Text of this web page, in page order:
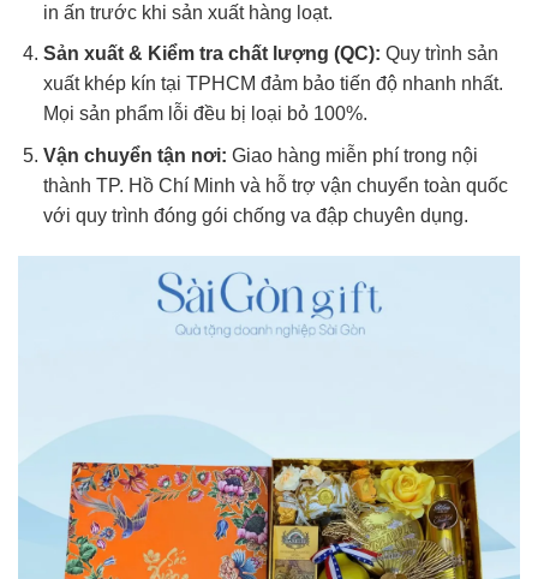
in ấn trước khi sản xuất hàng loạt.
Sản xuất & Kiểm tra chất lượng (QC): Quy trình sản
xuất khép kín tại TPHCM đảm bảo tiến độ nhanh nhất.
Mọi sản phẩm lỗi đều bị loại bỏ 100%.
Vận chuyển tận nơi: Giao hàng miễn phí trong nội
thành TP. Hồ Chí Minh và hỗ trợ vận chuyển toàn quốc
với quy trình đóng gói chống va đập chuyên dụng.